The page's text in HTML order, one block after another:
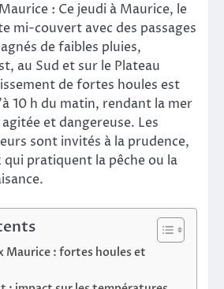
: Ce jeudi à Maurice, le
mi-couvert avec des passages
de faibles pluies,
au Sud et sur le Plateau
de fortes houles est
10 h du matin, rendant la mer
et dangereuse. Les
sont invités à la prudence,
pratiquent la pêche ou la
Maurice : fortes houles et